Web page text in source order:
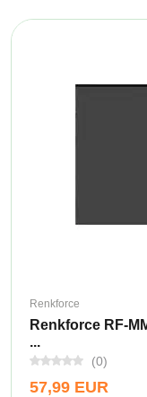
Renkforce
Renkforce RF-
...
(0)
57,99 EUR